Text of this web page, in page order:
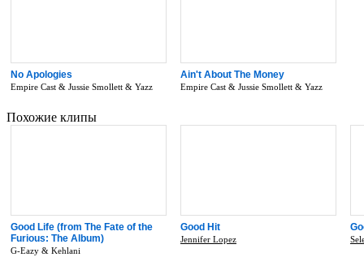
No Apologies
Empire Cast & Jussie Smollett & Yazz
Ain't About The Money
Empire Cast & Jussie Smollett & Yazz
Похожие клипы
Good Life (from The Fate of the
Furious: The Album)
G-Eazy & Kehlani
Good Hit
Jennifer Lopez